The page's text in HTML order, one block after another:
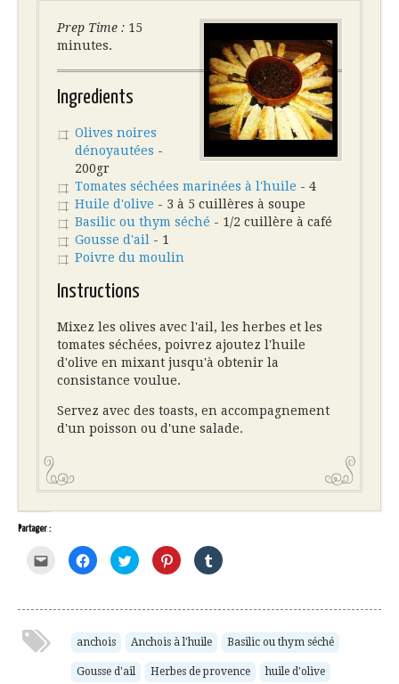
Prep Time : 15
minutes.
Ingredients
Olives noires
dénoyautées -
200gr
Tomates séchées marinées à l'huile - 4
Huile d'olive - 3 à 5 cuillères à soupe
Basilic ou thym séché - 1/2 cuillère à café
Gousse d'ail - 1
Poivre du moulin
Instructions
Mixez les olives avec l'ail, les herbes et les
tomates séchées, poivrez ajoutez l'huile
d'olive en mixant jusqu'à obtenir la
consistance voulue.
Servez avec des toasts, en accompagnement
d'un poisson ou d'une salade.
Partager :
Cliquez
pour
envoyer
mail
ami(ouvre
nouvelle
Cliquez
pour
partager
dans
fenêtre)
Cliquez
pour
partager
dans
fenêtre)
Cliquez
pour
partager
dans
fenêtre)
Cliquez
pour
dans
fenêtre)
anchois Anchois à l'huile Basilic ou thym séché
Gousse d'ail Herbes de provence huile d'olive